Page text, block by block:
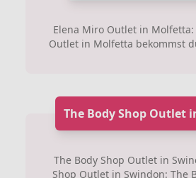
Elena Miro Outlet in
Outlet in Molfetta bekommst
The Body Shop Outlet
The Body Shop Outlet in
Shop Outlet in Swindon: The